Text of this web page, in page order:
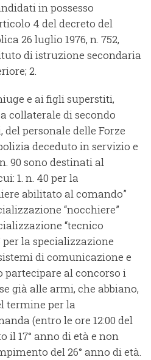
in possesso
4 del decreto del
26 luglio 1976, n. 752,
di istruzione secondaria
2.
e ai figli superstiti,
collaterale di secondo
personale delle Forze
deceduto in servizio e
90 sono destinati al
1. n. 40 per la
abilitato al comando”
“nocchiere”
“tecnico
per la specializzazione
di comunicazione e
partecipare al concorso i
già alle armi, che abbiano,
termine per la
(entro le ore 12:00 del
il 17° anno di età e non
del 26° anno di età.